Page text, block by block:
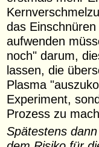
das
aufwenden
noch" darum,
lassen, die
Plasma
Experiment,
Prozess zu
Spätestens